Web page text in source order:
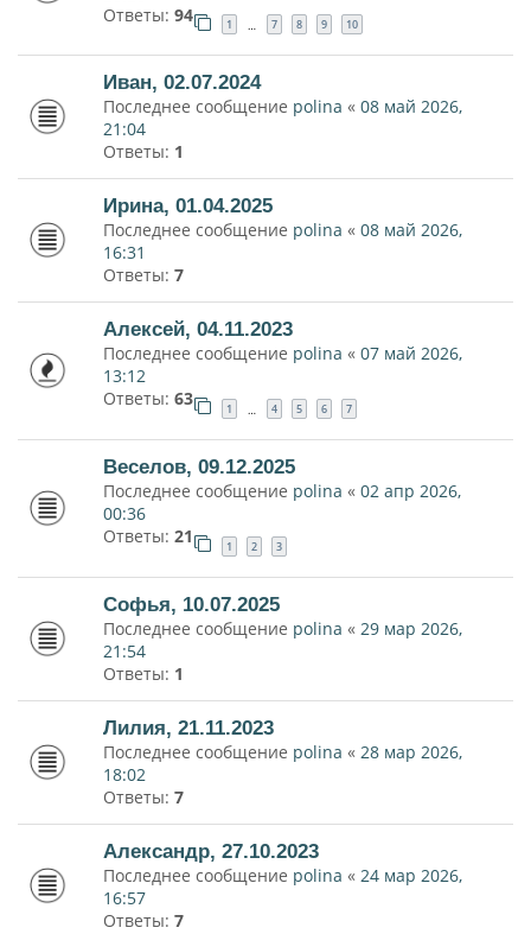
Ответы: 94 1 … 7 8 9 10
Иван, 02.07.2024
Последнее сообщение polina « 08 май 2026,
21:04
Ответы: 1
Ирина, 01.04.2025
Последнее сообщение polina « 08 май 2026,
16:31
Ответы: 7
Алексей, 04.11.2023
Последнее сообщение polina « 07 май 2026,
13:12
Ответы: 63 1 … 4 5 6 7
Веселов, 09.12.2025
Последнее сообщение polina « 02 апр 2026,
00:36
Ответы: 21 1 2 3
Софья, 10.07.2025
Последнее сообщение polina « 29 мар 2026,
21:54
Ответы: 1
Лилия, 21.11.2023
Последнее сообщение polina « 28 мар 2026,
18:02
Ответы: 7
Александр, 27.10.2023
Последнее сообщение polina « 24 мар 2026,
16:57
Ответы: 7